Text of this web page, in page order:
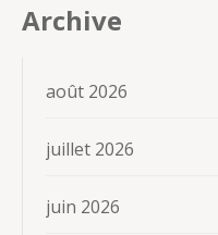
Archive
août 2026
juillet 2026
juin 2026